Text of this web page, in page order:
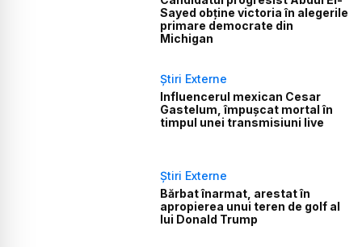
Sayed obține victoria în alegerile
primare democrate din
Michigan
Știri Externe
Influencerul mexican Cesar
Gastelum, împușcat mortal în
timpul unei transmisiuni live
Știri Externe
Bărbat înarmat, arestat în
apropierea unui teren de golf al
lui Donald Trump